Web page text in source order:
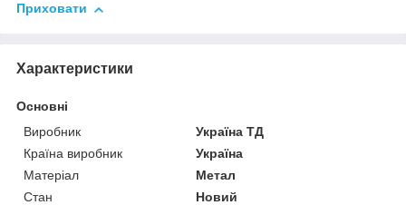
Приховати
Характеристики
Основні
Виробник
Україна ТД
Країна виробник
Україна
Матеріал
Метал
Стан
Новий